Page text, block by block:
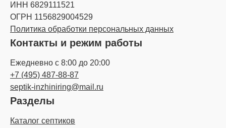
ИНН 6829111521
ОГРН 1156829004529
Политика обработки персональных данных
Контакты и режим работы
Ежедневно с 8:00 до 20:00
+7 (495) 487-88-87
septik-inzhiniring@mail.ru
Разделы
Каталог септиков